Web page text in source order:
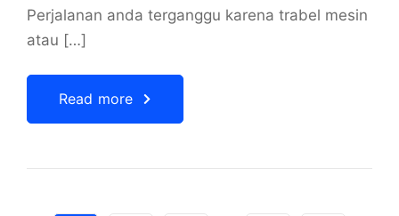
Perjalanan anda terganggu karena trabel mesin
atau […]
Read more